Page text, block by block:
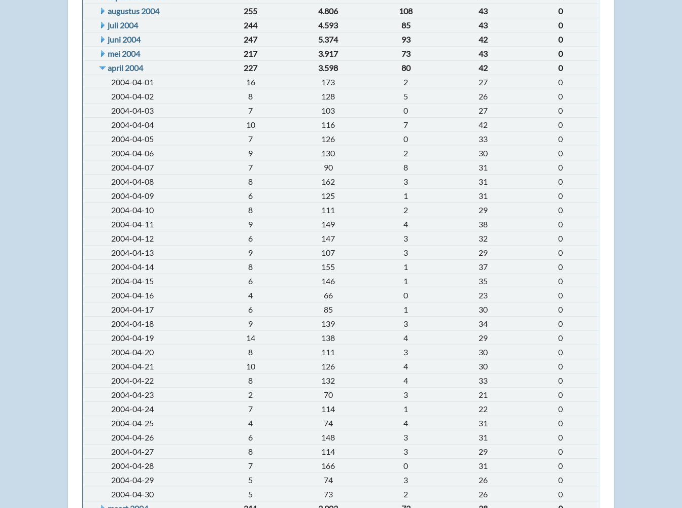
augustus 2004
255 4.806 108 43
0
juli 2004
244 4.593 85 43
0
juni 2004
247 5.374 93 42
0
mei 2004
217 3.917 73 43
0
april 2004
227 3.598 80 42
0
2004-04-01
16 173 2 27
0
2004-04-02
8 128 5 26
0
2004-04-03
7 103 0 27
0
2004-04-04
10 116 7 42
0
2004-04-05
7 126 0 33
0
2004-04-06
9 130 2 30
0
2004-04-07
7 90 8 31
0
2004-04-08
8 162 3 31
0
2004-04-09
6 125 1 31
0
2004-04-10
8 111 2 29
0
2004-04-11
9 149 4 38
0
2004-04-12
6 147 3 32
0
2004-04-13
9 107 3 29
0
2004-04-14
8 155 1 37
0
2004-04-15
6 146 1 35
0
2004-04-16
4 66 0 23
0
2004-04-17
6 85 1 30
0
2004-04-18
9 139 3 34
0
2004-04-19
14 138 4 29
0
2004-04-20
8 111 3 30
0
2004-04-21
10 126 4 30
0
2004-04-22
8 132 4 33
0
2004-04-23
2 70 3 21
0
2004-04-24
7 114 1 22
0
2004-04-25
4 74 4 31
0
2004-04-26
6 148 3 31
0
2004-04-27
8 114 3 29
0
2004-04-28
7 166 0 31
0
2004-04-29
5 74 3 26
0
2004-04-30
5 73 2 26
0